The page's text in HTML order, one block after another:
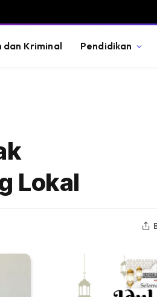
dan Kriminal Pendidikan
Lokal